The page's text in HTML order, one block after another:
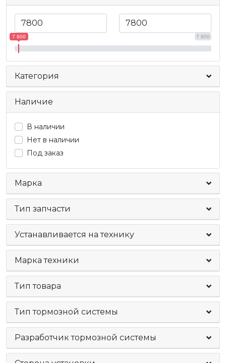
7 800
7 800
Наличие
В наличии
Нет в наличии
Под заказ
Марка
Тип запчасти
Устанавливается на технику
Марка техники
Тип товара
Тип тормозной системы
Разработчик тормозной системы
Категория